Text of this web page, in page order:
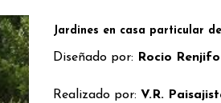
Jardines en casa particular
Diseñado por: Rocio Renjifo
Realizado por: V.R.